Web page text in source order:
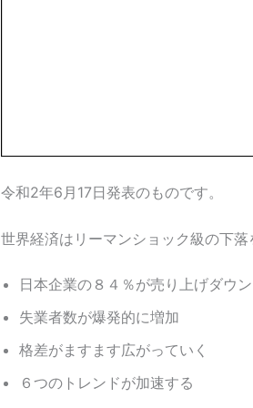
令和2年6月17日発表のものです。
世界経済はリーマンショック級の下落
日本企業の８４％が売り上げダウン
失業者数が爆発的に増加
格差がますます広がっていく
６つのトレンドが加速する